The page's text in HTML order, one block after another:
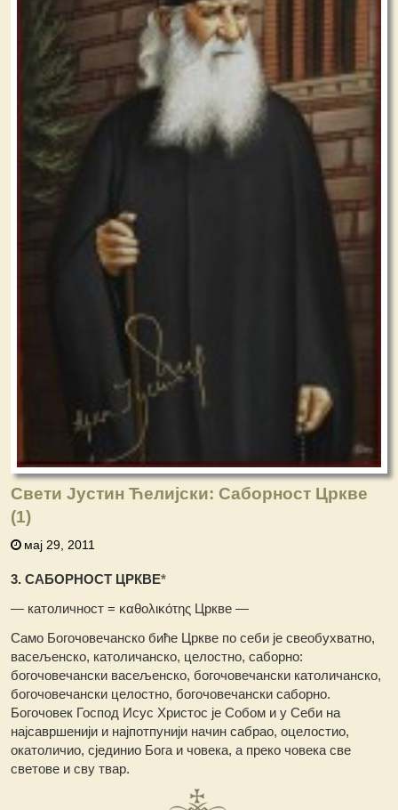
Свети Јустин Ћелијски: Саборност Цркве
(1)
мај 29, 2011
3. САБОРНОСТ ЦРКВЕ*
— католичност = καθολικότης Цркве —
Само Богочовечанско биће Цркве по себи је свеобухватно,
васељенско, католичанско, целостно, саборно:
богочовечански васељенско, богочовечански католичанско,
богочовечански целостно, богочовечански саборно.
Богочовек Господ Исус Христос је Собом и у Себи на
најсавршенији и најпотпунији начин сабрао, оцелостио,
окатоличио, сјединио Бога и човека, а преко човека све
светове и сву твар.